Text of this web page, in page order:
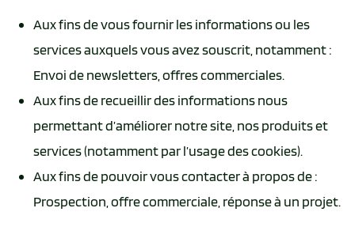
Aux fins de vous fournir les informations ou les
services auxquels vous avez souscrit, notamment :
Envoi de newsletters, offres commerciales.
Aux fins de recueillir des informations nous
permettant d’améliorer notre site, nos produits et
services (notamment par l’usage des cookies).
Aux fins de pouvoir vous contacter à propos de :
Prospection, offre commerciale, réponse à un projet.